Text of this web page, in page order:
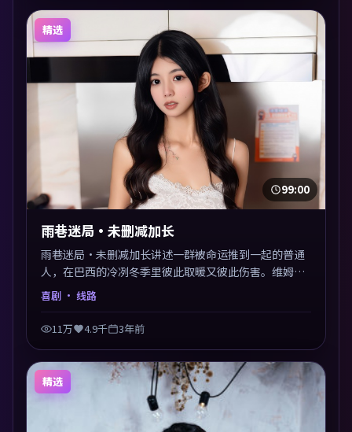
精选
99:00
雨巷迷局·未删减加长
雨巷迷局·未删减加长讲述一群被命运推到一起的普通
人，在巴西的冷冽冬季里彼此取暖又彼此伤害。维姆·
文德斯以喜剧类型外壳探讨信任与背叛，映后讨论度颇
梁。
喜剧 · 线路
11万 4.9千 3年前
精选